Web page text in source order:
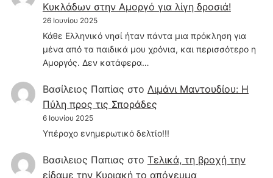
Κυκλάδων στην Αμοργό για λίγη δροσιά!
26 Ιουνίου 2025
Κάθε Ελληνικό νησί ήταν πάντα μια πρόκληση για
μένα από τα παιδικά μου χρόνια, και περισσότερο η
Αμοργός. Δεν κατάφερα…
Βασίλειος Παπίας στο Λιμάνι Μαντουδίου: Η
Πύλη προς τις Σποράδες
6 Ιουνίου 2025
Υπέροχο ενημερωτικό δελτίο!!!
Βασιλειος Παπιας στο Τελικά, τη βροχή την
είδαμε την Κυριακή το απόγευμα